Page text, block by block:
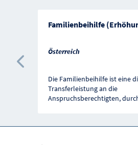
Familienbeihilfe
Österreich
Die Familienbeihilfe ist eine
Transferleistung an die
Anspruchsberechtigten,
Vorherige Förderung